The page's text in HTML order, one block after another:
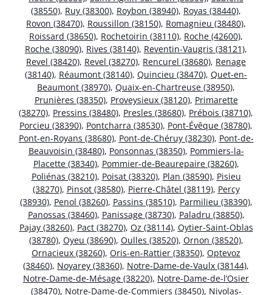
(38550), Ruy (38300), Roybon (38940), Royas (38440),
Rovon (38470), Roussillon (38150), Romagnieu (38480),
Roissard (38650), Rochetoirin (38110), Roche (42600),
Roche (38090), Rives (38140), Reventin-Vaugris (38121),
Revel (38420), Revel (38270), Rencurel (38680), Renage
(38140), Réaumont (38140), Quincieu (38470), Quet-en-
Beaumont (38970), Quaix-en-Chartreuse (38950),
Prunières (38350), Proveysieux (38120), Primarette
(38270), Pressins (38480), Presles (38680), Prébois (38710),
Porcieu (38390), Pontcharra (38530), Pont-Évêque (38780),
Pont-en-Royans (38680), Pont-de-Chéruy (38230), Pont-de-
Beauvoisin (38480), Ponsonnas (38350), Pommiers-la-
Placette (38340), Pommier-de-Beaurepaire (38260),
Poliénas (38210), Poisat (38320), Plan (38590), Pisieu
(38270), Pinsot (38580), Pierre-Châtel (38119), Percy
(38930), Penol (38260), Passins (38510), Parmilieu (38390),
Panossas (38460), Panissage (38730), Paladru (38850),
Pajay (38260), Pact (38270), Oz (38114), Oytier-Saint-Oblas
(38780), Oyeu (38690), Oulles (38520), Ornon (38520),
Ornacieux (38260), Oris-en-Rattier (38350), Optevoz
(38460), Noyarey (38360), Notre-Dame-de-Vaulx (38144),
Notre-Dame-de-Mésage (38220), Notre-Dame-de-l’Osier
(38470), Notre-Dame-de-Commiers (38450), Nivolas-